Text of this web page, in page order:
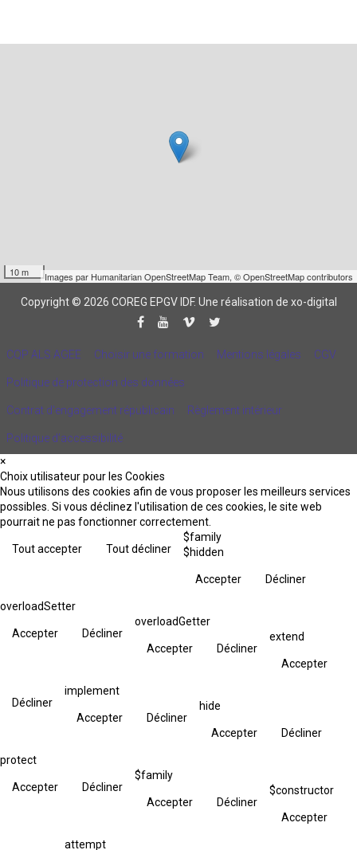
10 m Images par Humanitarian OpenStreetMap Team, © OpenStreetMap contributors
Copyright © 2026 COREG EPGV IDF. Une réalisation de xo-digital
CQP ALS AGEE Choisir une formation Mentions légales CGV
Politique de protection des données
Contrat d'engagement républicain Règlement intérieur
Politique d’accessibilité
×
Choix utilisateur pour les Cookies
Nous utilisons des cookies afin de vous proposer les meilleurs services
possibles. Si vous déclinez l'utilisation de ces cookies, le site web
pourrait ne pas fonctionner correctement.
Tout accepter Tout décliner
$family
$hidden
Accepter Décliner
overloadSetter
Accepter Décliner
overloadGetter
Accepter Décliner
extend
Accepter
Décliner
implement
Accepter Décliner
hide
Accepter Décliner
protect
Accepter Décliner
$family
Accepter Décliner
$constructor
Accepter
attempt